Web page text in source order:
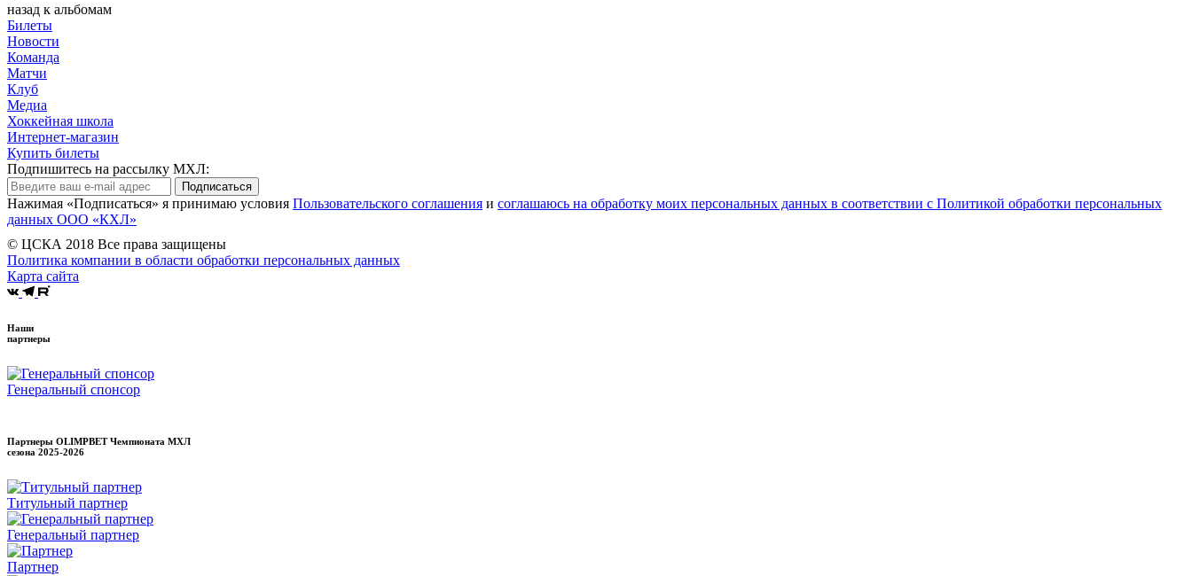
назад к альбомам
Билеты
Новости
Команда
Матчи
Клуб
Медиа
Хоккейная школа
Интернет-магазин
Купить билеты
Подпишитесь на рассылку МХЛ:
Подписаться
Нажимая «Подписаться» я принимаю условия Пользовательского соглашения и соглашаюсь на обработку моих персональных данных в соответствии с Политикой обработки персональных
данных ООО «КХЛ»
© ЦСКА 2018 Все права защищены
Политика компании в области обработки персональных данных
Карта сайта
Наши
партнеры
Генеральный спонсор
Партнеры OLIMPBET Чемпионата МХЛ
сезона 2025-2026
Титульный партнер
Генеральный партнер
Партнер